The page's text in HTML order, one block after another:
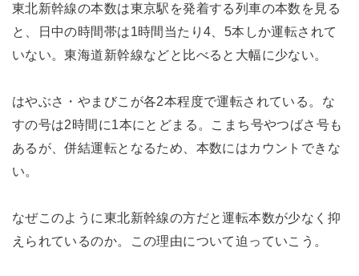
東北新幹線の本数は東京駅を発着する列車の本数を見る
と、日中の時間帯は1時間当たり4、5本しか運転されて
いない。東海道新幹線などと比べると大幅に少ない。
はやぶさ・やまびこが各2本程度で運転されている。な
すの号は2時間に1本にとどまる。こまち号やつばさ号も
あるが、併結運転となるため、本数にはカウントできな
い。
なぜこのように東北新幹線の方だと運転本数が少なく抑
えられているのか。この理由について迫っていこう。